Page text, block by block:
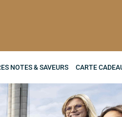
NOTES & SAVEURS CARTE